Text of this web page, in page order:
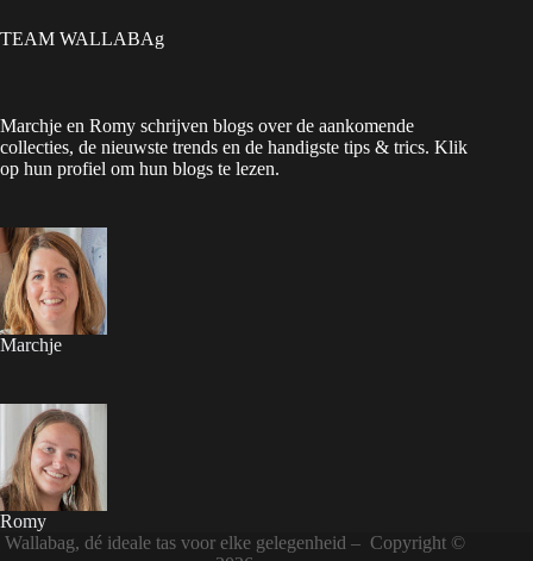
TEAM WALLABAg
Marchje en Romy schrijven blogs over de aankomende
collecties, de nieuwste trends en de handigste tips & trics. Klik
op hun profiel om hun blogs te lezen.
Marchje
Romy
Wallabag, dé ideale tas voor elke gelegenheid – Copyright ©